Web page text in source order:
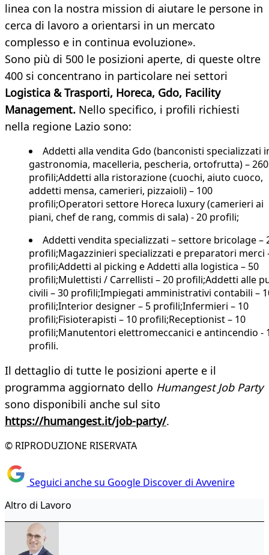
linea con la nostra mission di aiutare le persone in
cerca di lavoro a orientarsi in un mercato
complesso e in continua evoluzione».
Sono più di 500 le posizioni aperte, di queste oltre
400 si concentrano in particolare nei settori
Logistica & Trasporti, Horeca, Gdo, Facility
Management. Nello specifico, i profili richiesti
nella regione Lazio sono:
Addetti alla vendita Gdo (banconisti specializzati
gastronomia, macelleria, pescheria, ortofrutta) – 260
profili;Addetti alla ristorazione (cuochi, aiuto cuoco,
addetti mensa, camerieri, pizzaioli) – 100
profili;Operatori settore Horeca luxury (camerieri ai
piani, chef de rang, commis di sala) - 20 profili;
Addetti vendita specializzati – settore bricolage –
profili;Magazzinieri specializzati e preparatori merci
profili;Addetti al picking e Addetti alla logistica – 50
profili;Mulettisti / Carrellisti – 20 profili;Addetti alle
civili – 30 profili;Impiegati amministrativi contabili –
profili;Interior designer – 5 profili;Infermieri – 10
profili;Fisioterapisti – 10 profili;Receptionist – 10
profili;Manutentori elettromeccanici e antincendio -
profili.
Il dettaglio di tutte le posizioni aperte e il
programma aggiornato dello Humangest Job Party
sono disponibili anche sul sito
https://humangest.it/job-party/.
© RIPRODUZIONE RISERVATA
Seguici anche su Google Discover di Avvenire
Altro di Lavoro